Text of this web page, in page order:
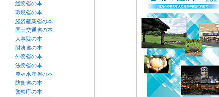
総務省の本
環境省の本
経済産業省の本
国土交通省の本
人事院の本
財務省の本
外務省の本
法務省の本
農林水産省の本
防衛省の本
警察庁の本